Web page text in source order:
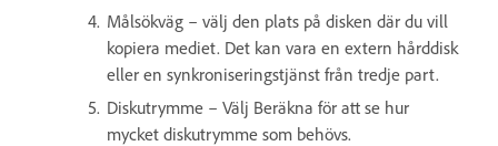
Målsökväg – välj den plats på disken där du vill
kopiera mediet. Det kan vara en extern hårddisk
eller en synkroniseringstjänst från tredje part.
Diskutrymme – Välj Beräkna för att se hur
mycket diskutrymme som behövs.